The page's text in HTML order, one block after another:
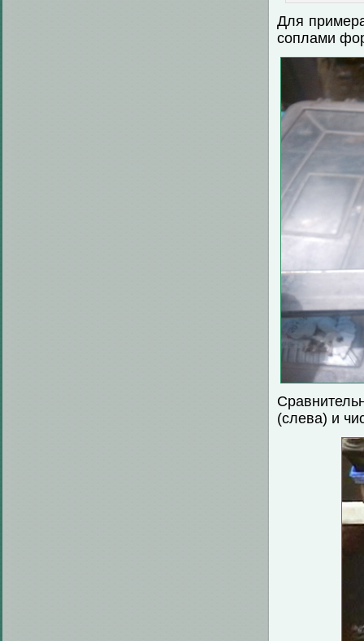
Для
соплами
(слева) и